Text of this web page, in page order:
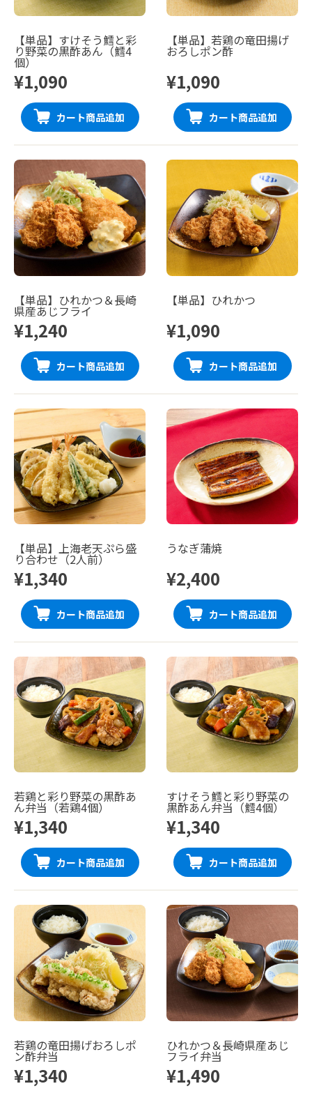
【単品】すけそう鱈と彩
り野菜の黒酢あん（鱈4
個）
¥1,090
カート商品追加
【単品】若鶏の竜田揚げ
おろしポン酢
¥1,090
カート商品追加
【単品】ひれかつ＆長崎
県産あじフライ
¥1,240
カート商品追加
【単品】ひれかつ
¥1,090
カート商品追加
【単品】上海老天ぷら盛
り合わせ（2人前）
¥1,340
カート商品追加
うなぎ蒲焼
¥2,400
カート商品追加
若鶏と彩り野菜の黒酢あ
ん弁当（若鶏4個）
¥1,340
カート商品追加
すけそう鱈と彩り野菜の
黒酢あん弁当（鱈4個）
¥1,340
カート商品追加
若鶏の竜田揚げおろしポ
ン酢弁当
¥1,340
ひれかつ＆長崎県産あじ
フライ弁当
¥1,490